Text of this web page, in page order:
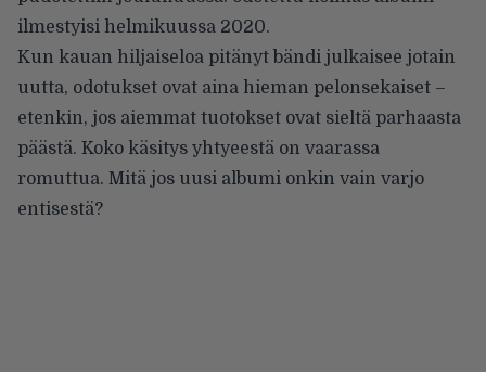
ilmestyisi helmikuussa 2020.
Kun kauan hiljaiseloa pitänyt bändi julkaisee jotain
uutta, odotukset ovat aina hieman pelonsekaiset –
etenkin, jos aiemmat tuotokset ovat sieltä parhaasta
päästä. Koko käsitys yhtyeestä on vaarassa
romuttua. Mitä jos uusi albumi onkin vain varjo
entisestä?